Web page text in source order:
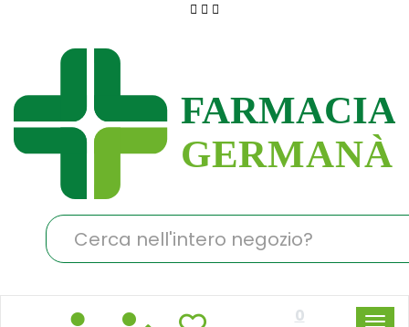
principale
Germanà
Cerca
Prodotto
0